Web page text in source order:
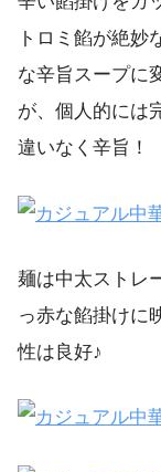
トロミ餡が絶
な辛旨スープに
が、個人的には
違いなく辛旨！
麺は中太ストレ
っ赤な餡掛けに
性は良好♪